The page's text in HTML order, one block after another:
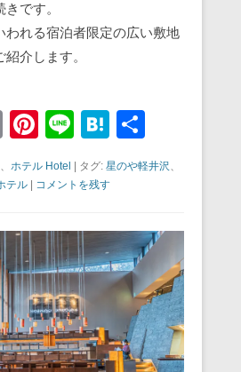
です。
われる宿泊者限定の広い敷地
介します。
E
ail
Pi
er
st
Li
e
H
at
e
a
有
ホテル Hotel | タグ: 星のや軽井沢
テル | コメントを残す